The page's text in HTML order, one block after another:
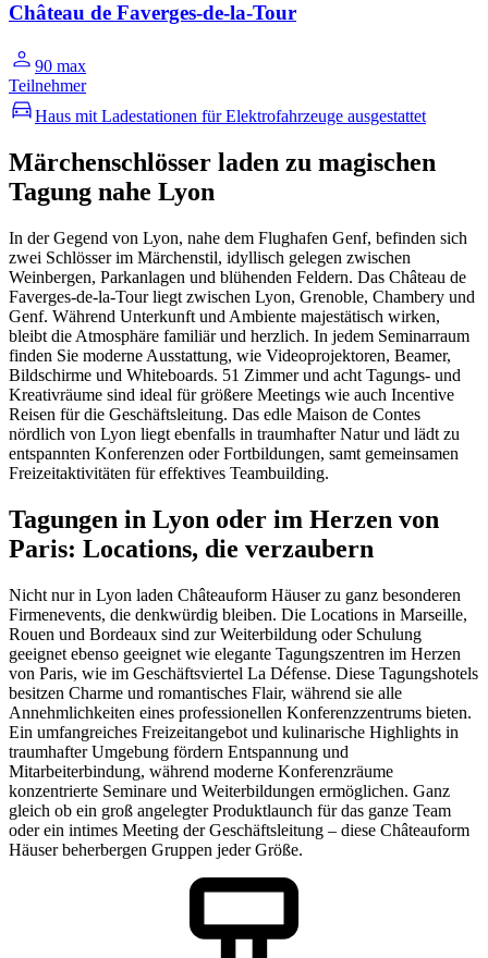
Château de Faverges-de-la-Tour
90 max
Teilnehmer
Haus mit Ladestationen für Elektrofahrzeuge ausgestattet
Märchenschlösser laden zu magischen
Tagung nahe Lyon
In der Gegend von Lyon, nahe dem Flughafen Genf, befinden sich
zwei Schlösser im Märchenstil, idyllisch gelegen zwischen
Weinbergen, Parkanlagen und blühenden Feldern. Das Château de
Faverges-de-la-Tour liegt zwischen Lyon, Grenoble, Chambery und
Genf. Während Unterkunft und Ambiente majestätisch wirken,
bleibt die Atmosphäre familiär und herzlich. In jedem Seminarraum
finden Sie moderne Ausstattung, wie Videoprojektoren, Beamer,
Bildschirme und Whiteboards. 51 Zimmer und acht Tagungs- und
Kreativräume sind ideal für größere Meetings wie auch Incentive
Reisen für die Geschäftsleitung. Das edle Maison de Contes
nördlich von Lyon liegt ebenfalls in traumhafter Natur und lädt zu
entspannten Konferenzen oder Fortbildungen, samt gemeinsamen
Freizeitaktivitäten für effektives Teambuilding.
Tagungen in Lyon oder im Herzen von
Paris: Locations, die verzaubern
Nicht nur in Lyon laden Châteauform Häuser zu ganz besonderen
Firmenevents, die denkwürdig bleiben. Die Locations in Marseille,
Rouen und Bordeaux sind zur Weiterbildung oder Schulung
geeignet ebenso geeignet wie elegante Tagungszentren im Herzen
von Paris, wie im Geschäftsviertel La Défense. Diese Tagungshotels
besitzen Charme und romantisches Flair, während sie alle
Annehmlichkeiten eines professionellen Konferenzzentrums bieten.
Ein umfangreiches Freizeitangebot und kulinarische Highlights in
traumhafter Umgebung fördern Entspannung und
Mitarbeiterbindung, während moderne Konferenzräume
konzentrierte Seminare und Weiterbildungen ermöglichen. Ganz
gleich ob ein groß angelegter Produktlaunch für das ganze Team
oder ein intimes Meeting der Geschäftsleitung – diese Châteauform
Häuser beherbergen Gruppen jeder Größe.